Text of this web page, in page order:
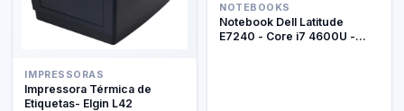
IMPRESSORAS
Impressora Térmica de
Etiquetas- Elgin L42
NOTEBOOKS
Notebook Dell Latitude
E7240 - Core i7 4600U -